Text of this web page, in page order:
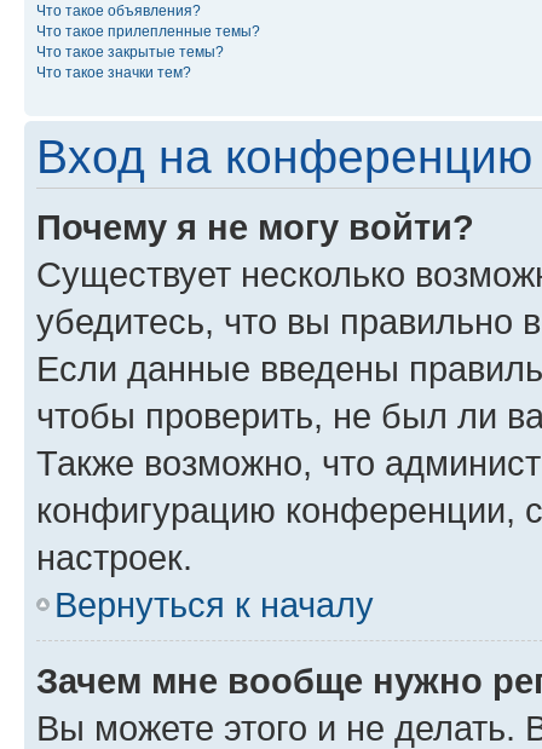
Что такое объявления?
Что такое прилепленные темы?
Что такое закрытые темы?
Что такое значки тем?
Вход на конференцию
Почему я не могу войти?
Существует несколько
убедитесь, что вы правильно
Если данные введены
чтобы проверить, не был ли
Также возможно, что
конфигурацию конференции,
настроек.
Вернуться к началу
Зачем мне вообще нужно
Вы можете этого и не делать.